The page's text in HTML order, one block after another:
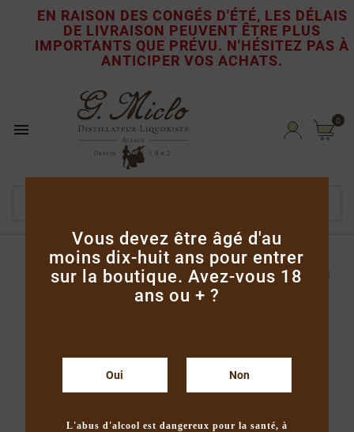
Vous devez être âgé d'au
moins dix-huit ans pour entrer
sur la boutique. Avez-vous 18
ans ou + ?
Oui Non
L'abus d'alcool est dangereux pour la santé, à
EN RAISON DES CONGÉS D'ÉTÉ, LES DÉLAIS
DE LIVRAISON PEUVENT ÊTRE PLUS
IMPORTANTS QUE PRÉVU. N'HÉSITEZ PAS À
ANTICIPER VOS ACHATS.
 0
Accueil Eaux-de-vie
Eaux-de-vie Cœur de
Chauffe
Framboise Sauvage Coeur De Chauffe 70cl